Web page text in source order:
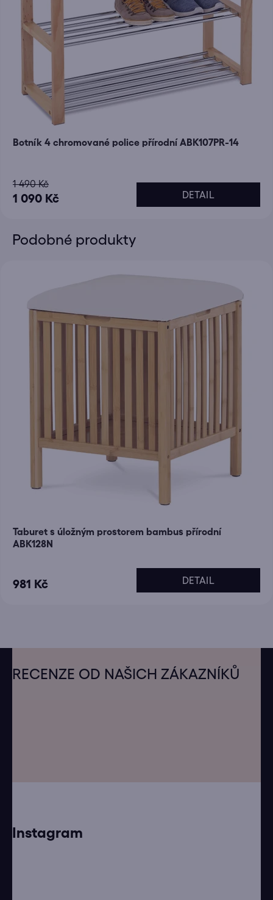
Botník 4 chromované police přírodní ABK107PR-14
1 090 Kč
1 490 Kč
DETAIL
Podobné produkty
Taburet s úložným prostorem bambus přírodní
ABK128N
981 Kč DETAIL
RECENZE OD NAŠICH ZÁKAZNÍKŮ
Instagram